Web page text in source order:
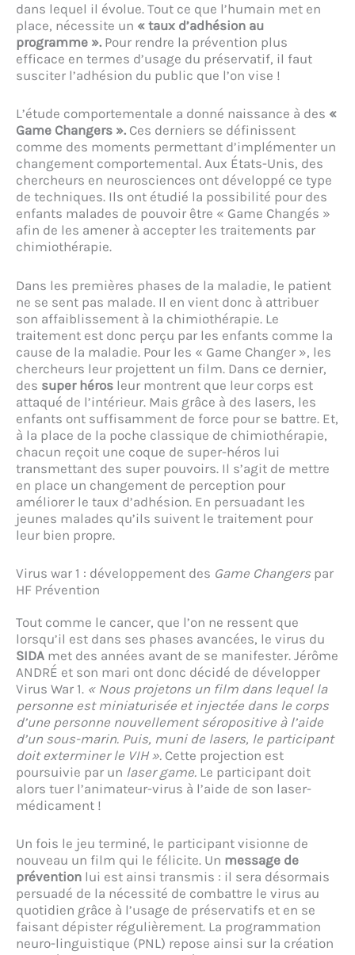
dans lequel il évolue. Tout ce que l’humain met en
place, nécessite un « taux d’adhésion au
programme ». Pour rendre la prévention plus
efficace en termes d’usage du préservatif, il faut
susciter l’adhésion du public que l’on vise !
L’étude comportementale a donné naissance à des «
Game Changers ». Ces derniers se définissent
comme des moments permettant d’implémenter un
changement comportemental. Aux États-Unis, des
chercheurs en neurosciences ont développé ce type
de techniques. Ils ont étudié la possibilité pour des
enfants malades de pouvoir être « Game Changés »
afin de les amener à accepter les traitements par
chimiothérapie.
Dans les premières phases de la maladie, le patient
ne se sent pas malade. Il en vient donc à attribuer
son affaiblissement à la chimiothérapie. Le
traitement est donc perçu par les enfants comme la
cause de la maladie. Pour les « Game Changer », les
chercheurs leur projettent un film. Dans ce dernier,
des super héros leur montrent que leur corps est
attaqué de l’intérieur. Mais grâce à des lasers, les
enfants ont suffisamment de force pour se battre. Et,
à la place de la poche classique de chimiothérapie,
chacun reçoit une coque de super-héros lui
transmettant des super pouvoirs. Il s’agit de mettre
en place un changement de perception pour
améliorer le taux d’adhésion. En persuadant les
jeunes malades qu’ils suivent le traitement pour
leur bien propre.
Virus war 1 : développement des Game Changers par
HF Prévention
Tout comme le cancer, que l’on ne ressent que
lorsqu’il est dans ses phases avancées, le virus du
SIDA met des années avant de se manifester. Jérôme
ANDRÉ et son mari ont donc décidé de développer
Virus War 1. « Nous projetons un film dans lequel la
personne est miniaturisée et injectée dans le corps
d’une personne nouvellement séropositive à l’aide
d’un sous-marin. Puis, muni de lasers, le participant
doit exterminer le VIH ». Cette projection est
poursuivie par un laser game. Le participant doit
alors tuer l’animateur-virus à l’aide de son laser-
médicament !
Un fois le jeu terminé, le participant visionne de
nouveau un film qui le félicite. Un message de
prévention lui est ainsi transmis : il sera désormais
persuadé de la nécessité de combattre le virus au
quotidien grâce à l’usage de préservatifs et en se
faisant dépister régulièrement. La programmation
neuro-linguistique (PNL) repose ainsi sur la création